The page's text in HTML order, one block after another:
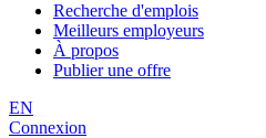
Recherche d'emplois
Meilleurs employeurs
À propos
Publier une offre
EN
Connexion